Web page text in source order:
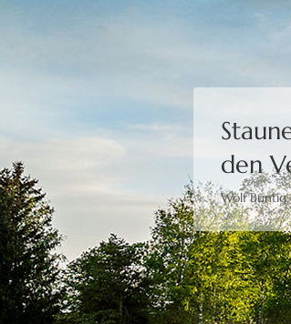
den
Wolf Büntig